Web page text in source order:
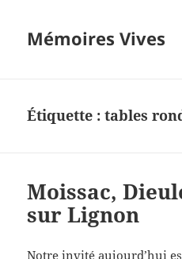
Mémoires Vives
Étiquette :tables
Moissac,
sur Lignon
Notre invité aujourd’hui